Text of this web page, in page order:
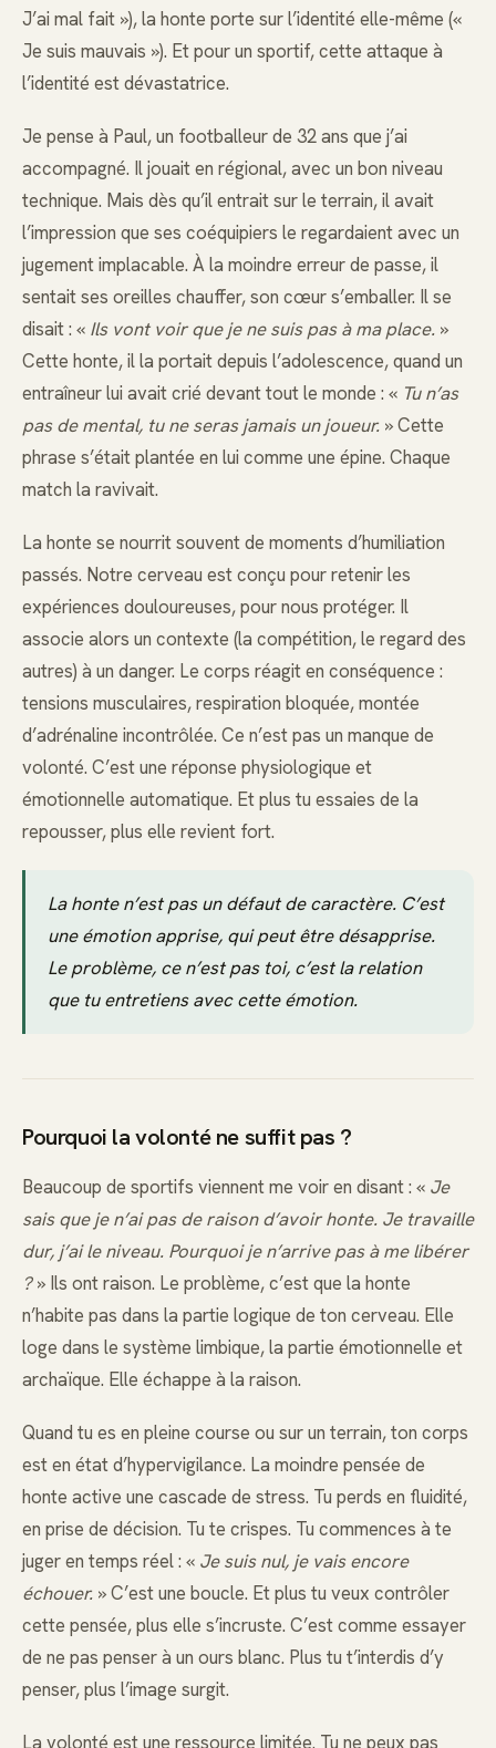
J’ai mal fait »), la honte porte sur l’identité elle-même («
Je suis mauvais »). Et pour un sportif, cette attaque à
l’identité est dévastatrice.
Je pense à Paul, un footballeur de 32 ans que j’ai
accompagné. Il jouait en régional, avec un bon niveau
technique. Mais dès qu’il entrait sur le terrain, il avait
l’impression que ses coéquipiers le regardaient avec un
jugement implacable. À la moindre erreur de passe, il
sentait ses oreilles chauffer, son cœur s’emballer. Il se
disait : « Ils vont voir que je ne suis pas à ma place. »
Cette honte, il la portait depuis l’adolescence, quand un
entraîneur lui avait crié devant tout le monde : « Tu n’as
pas de mental, tu ne seras jamais un joueur. » Cette
phrase s’était plantée en lui comme une épine. Chaque
match la ravivait.
La honte se nourrit souvent de moments d’humiliation
passés. Notre cerveau est conçu pour retenir les
expériences douloureuses, pour nous protéger. Il
associe alors un contexte (la compétition, le regard des
autres) à un danger. Le corps réagit en conséquence :
tensions musculaires, respiration bloquée, montée
d’adrénaline incontrôlée. Ce n’est pas un manque de
volonté. C’est une réponse physiologique et
émotionnelle automatique. Et plus tu essaies de la
repousser, plus elle revient fort.
La honte n’est pas un défaut de caractère. C’est
une émotion apprise, qui peut être désapprise.
Le problème, ce n’est pas toi, c’est la relation
que tu entretiens avec cette émotion.
Pourquoi la volonté ne suffit pas ?
Beaucoup de sportifs viennent me voir en disant : « Je
sais que je n’ai pas de raison d’avoir honte. Je travaille
dur, j’ai le niveau. Pourquoi je n’arrive pas à me libérer
?» Ils ont raison. Le problème, c’est que la honte
n’habite pas dans la partie logique de ton cerveau. Elle
loge dans le système limbique, la partie émotionnelle et
archaïque. Elle échappe à la raison.
Quand tu es en pleine course ou sur un terrain, ton corps
est en état d’hypervigilance. La moindre pensée de
honte active une cascade de stress. Tu perds en fluidité,
en prise de décision. Tu te crispes. Tu commences à te
juger en temps réel : « Je suis nul, je vais encore
échouer. » C’est une boucle. Et plus tu veux contrôler
cette pensée, plus elle s’incruste. C’est comme essayer
de ne pas penser à un ours blanc. Plus tu t’interdis d’y
penser, plus l’image surgit.
La volonté est une ressource limitée. Tu ne peux pas